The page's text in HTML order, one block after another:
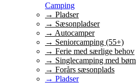
Camping
→ Pladser
→ Sæsonpladser
→ Autocamper
→ Seniorcamping (55+)
→ Ferie med særlige behov
→ Singlecamping med børn
→ Forårs sæsonplads
→ Pladser